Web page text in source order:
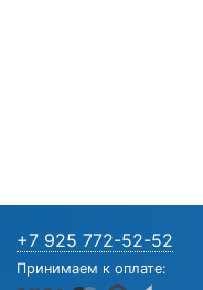
+7 925 772-52-52
Принимаем к оплате: